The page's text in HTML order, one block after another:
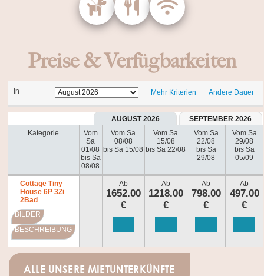
Preise & Verfügbarkeiten
In Mehr Kriterien Andere Dauer
AUGUST 2026
SEPTEMBER 2026
Kategorie
Vom
Sa
01/08
bis Sa
08/08
Vom Sa
08/08
bis Sa 15/08
Vom Sa
15/08
bis Sa 22/08
Vom Sa
22/08
bis Sa
29/08
Vom Sa
29/08
bis Sa
05/09
Cottage Tiny
House 6P 3Zi
2Bad
BILDER
BESCHREIBUNG
Ab
1652.00
€
Ab
1218.00
€
Ab
798.00
€
Ab
497.00
€
ALLE UNSERE MIETUNTERKÜNFTE